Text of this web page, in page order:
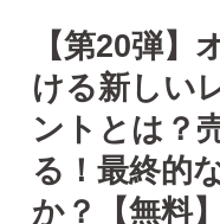
【第20弾】
ける新しい
ントとは？
る！最終的
か？【無料